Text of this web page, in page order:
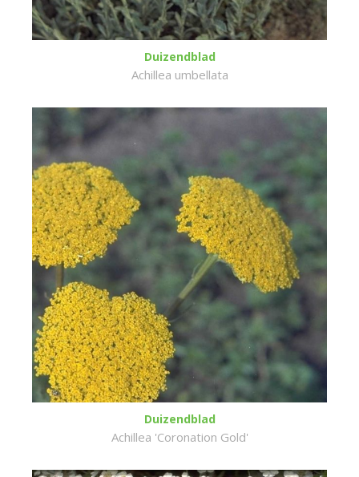
Duizendblad
Achillea umbellata
Duizendblad
Achillea 'Coronation Gold'